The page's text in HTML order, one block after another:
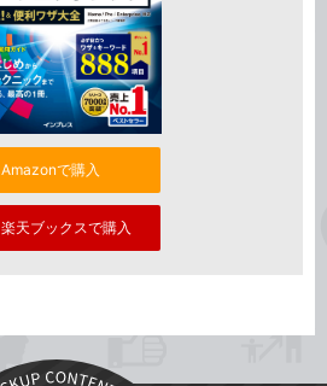
Amazonで購入
楽天ブックスで購入